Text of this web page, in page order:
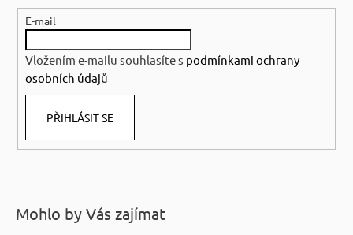
E-mail
Vložením e-mailu souhlasíte s podmínkami ochrany
osobních údajů
PŘIHLÁSIT SE
Mohlo by Vás zajímat